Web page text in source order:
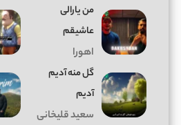
من یارالی
عاشیقم
اهورا
گل منه آدیم
آدیم
سعید قلیخانی